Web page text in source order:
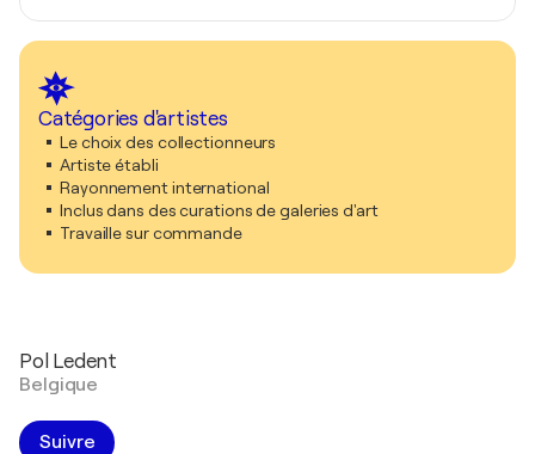
Catégories d'artistes
Le choix des collectionneurs
Artiste établi
Rayonnement international
Inclus dans des curations de galeries d'art
Travaille sur commande
Pol Ledent
Belgique
Suivre